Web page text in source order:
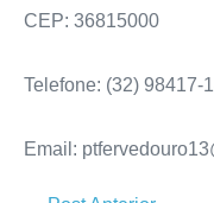
CEP: 36815000
Telefone: (32) 98417-
Email: